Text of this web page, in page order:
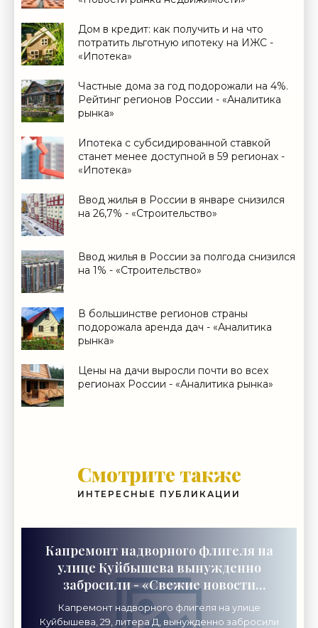
Дом в кредит: как получить и на что
потратить льготную ипотеку на ИЖС -
«Ипотека»
Частные дома за год подорожали на 4%.
Рейтинг регионов России - «Аналитика
рынка»
Ипотека с субсидированной ставкой
станет менее доступной в 59 регионах -
«Ипотека»
Ввод жилья в России в январе снизился
на 26,7% - «Строительство»
Ввод жилья в России за полгода снизился
на 1% - «Строительство»
В большинстве регионов страны
подорожала аренда дач - «Аналитика
рынка»
Цены на дачи выросли почти во всех
регионах России - «Аналитика рынка»
Смотрите также
ИНТЕРЕСНЫЕ ПУБЛИКАЦИИ
Капремонт надворного флигеля на
улице Куйбышева вынужденно
забросили - «Свежие новости
строительства»
Капремонт надворного флигеля на улице
Куйбышева, 29, литера Д, вынужденно забросили